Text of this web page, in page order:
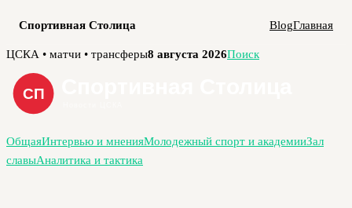
Спортивная Столица BlogГлавная
Перейти
содержимому
ЦСКА • матчи • трансферы8 августа 2026Поиск
ОбщаяИнтервью и мненияМолодежный спорт и академииЗал
славыАналитика и тактика